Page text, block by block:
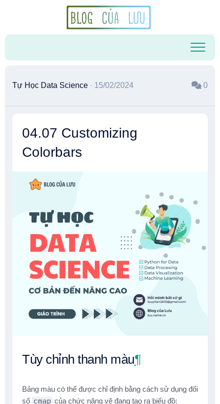
Tự Học Data Science · 15/02/2024 0
04.07 Customizing
Colorbars
Tùy chỉnh thanh màu¶
Bảng màu có thể được chỉ định bằng cách sử dụng đối
số cmap của chức năng vẽ đang tạo ra biểu đồ: